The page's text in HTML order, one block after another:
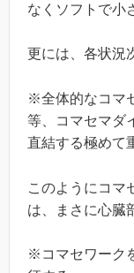
なくソフトで小
更には、各状況
※全体的なコマ
等、コマセマダ
直結する極めて
このようにコマ
は、まさに心臓
※コマセワーク